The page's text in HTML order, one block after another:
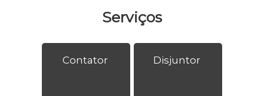
Serviços
Contator Disjuntor